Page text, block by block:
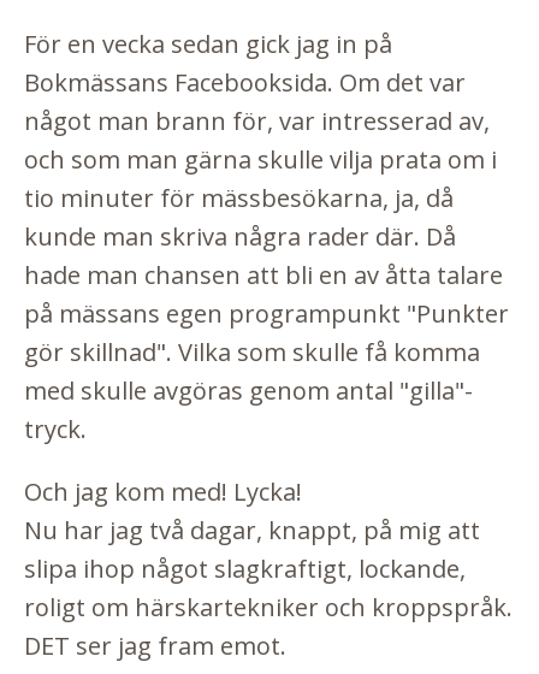
För en vecka sedan gick jag in på
Bokmässans Facebooksida. Om det var
något man brann för, var intresserad av,
och som man gärna skulle vilja prata om i
tio minuter för mässbesökarna, ja, då
kunde man skriva några rader där. Då
hade man chansen att bli en av åtta talare
på mässans egen programpunkt "Punkter
gör skillnad". Vilka som skulle få komma
med skulle avgöras genom antal "gilla"-
tryck.
Och jag kom med! Lycka!
Nu har jag två dagar, knappt, på mig att
slipa ihop något slagkraftigt, lockande,
roligt om härskartekniker och kroppspråk.
DET ser jag fram emot.